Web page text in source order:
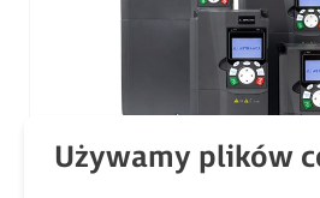
Produkty ASTOR